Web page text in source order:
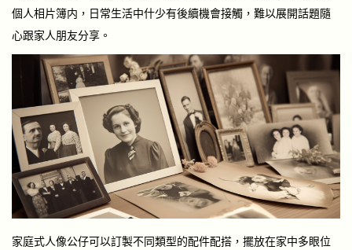
個人相片簿内，日常生活中什少有後續機會接觸，難以展開話題隨
心跟家人朋友分享。
家庭式人像公仔可以訂製不同類型的配件配搭，擺放在家中多眼位